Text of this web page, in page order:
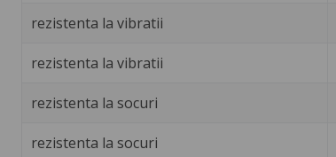
rezistenta la vibratii
rezistenta la vibratii
rezistenta la socuri
rezistenta la socuri